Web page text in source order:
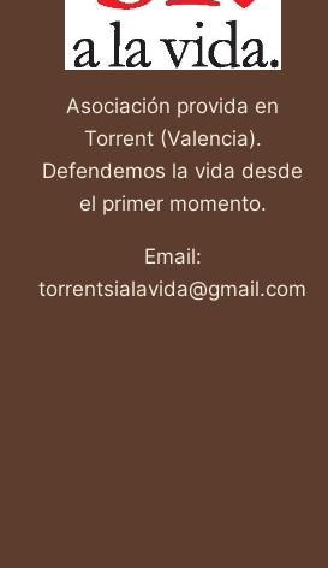
Asociación provida en
Torrent (Valencia).
Defendemos la vida desde
el primer momento.
Email:
torrentsialavida@gmail.com